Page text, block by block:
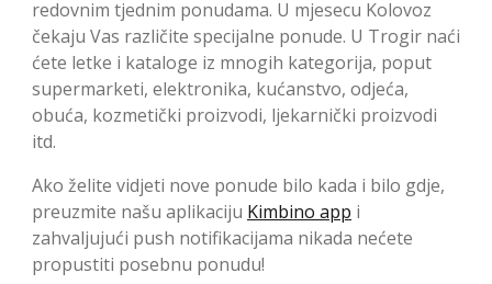
redovnim tjednim ponudama. U mjesecu Kolovoz
čekaju Vas različite specijalne ponude. U Trogir naći
ćete letke i kataloge iz mnogih kategorija, poput
supermarketi, elektronika, kućanstvo, odjeća,
obuća, kozmetički proizvodi, ljekarnički proizvodi
itd.
Ako želite vidjeti nove ponude bilo kada i bilo gdje,
preuzmite našu aplikaciju Kimbino app i
zahvaljujući push notifikacijama nikada nećete
propustiti posebnu ponudu!